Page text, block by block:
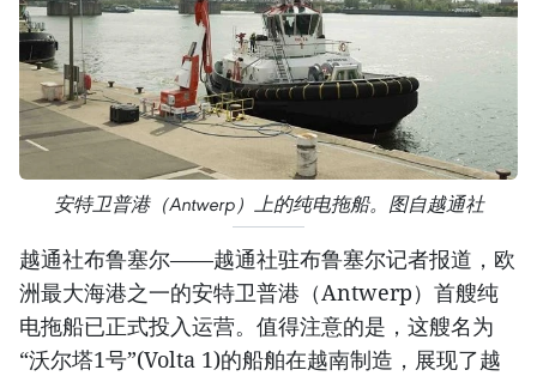
安特卫普港（Antwerp）上的纯电拖船。图自越通社
越通社布鲁塞尔——越通社驻布鲁塞尔记者报道，欧
洲最大海港之一的安特卫普港（Antwerp）首艘纯
电拖船已正式投入运营。值得注意的是，这艘名为
“沃尔塔1号”(Volta 1)的船舶在越南制造，展现了越